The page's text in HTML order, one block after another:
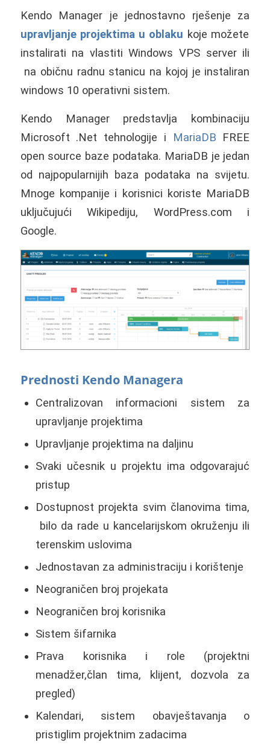
Kendo Manager je jednostavno rješenje za
upravljanje projektima u oblaku koje možete
instalirati na vlastiti Windows VPS server ili
na običnu radnu stanicu na kojoj je instaliran
windows 10 operativni sistem.
Kendo Manager predstavlja kombinaciju
Microsoft .Net tehnologije i
MariaDB FREE
open source baze podataka. MariaDB je jedan
od najpopularnijih baza podataka na svijetu.
Mnoge kompanije i korisnici koriste MariaDB
uključujući Wikipediju, WordPress.com i
Google.
Prednosti Kendo Managera
Centralizovan informacioni sistem za
upravljanje projektima
Upravljanje projektima na daljinu
Svaki učesnik u projektu ima odgovarajuć
pristup
Dostupnost projekta svim članovima tima,
bilo da rade u kancelarijskom okruženju ili
terenskim uslovima
Jednostavan za administraciju i korištenje
Neograničen broj projekata
Neograničen broj korisnika
Sistem šifarnika
Prava korisnika i role (projektni
menadžer,član tima, klijent, dozvola za
pregled)
Kalendari, sistem obavještavanja o
pristiglim projektnim zadacima